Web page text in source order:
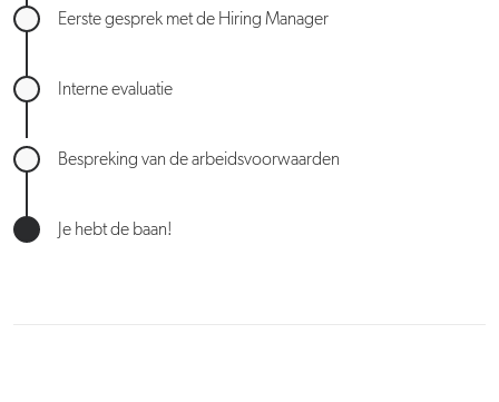
Eerste gesprek met de Hiring Manager
Interne evaluatie
Bespreking van de arbeidsvoorwaarden
Je hebt de baan!